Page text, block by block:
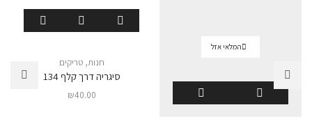
המלאי אזל
חנות, טריקים
סיגריה דרך קלף 134
₪40.00